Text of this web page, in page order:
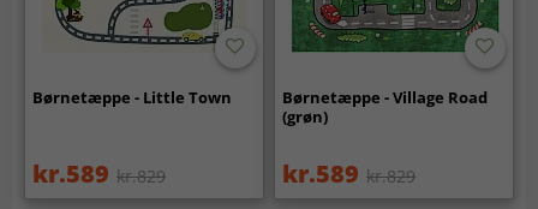
Børnetæppe - Little Town
kr.589 kr.829
Børnetæppe - Village Road
(grøn)
kr.589 kr.829